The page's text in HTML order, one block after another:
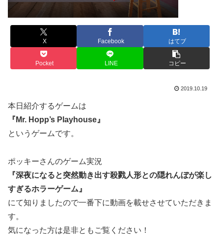
X Facebook はてブ
Pocket LINE コピー
2019.10.19
本日紹介するゲームは
『Mr. Hopp’s Playhouse』
というゲームです。
ポッキーさんのゲーム実況
『深夜になると突然動き出す殺戮人形との隠れんぼが楽し
すぎるホラーゲーム』
にて知りましたので一番下に動画を載せさせていただきま
す。
気になった方は是非ともご覧ください！